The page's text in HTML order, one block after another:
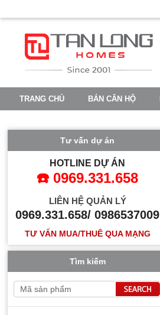
TRANG CHỦ BÁN CĂN HỘ
Tư vấn dự án
HOTLINE DỰ ÁN
☎️ 0969.331.658
LIÊN HỆ QUẢN LÝ
0969.331.658/ 0986537009
TƯ VẤN MUA/THUÊ QUA MẠNG
Tìm kiếm